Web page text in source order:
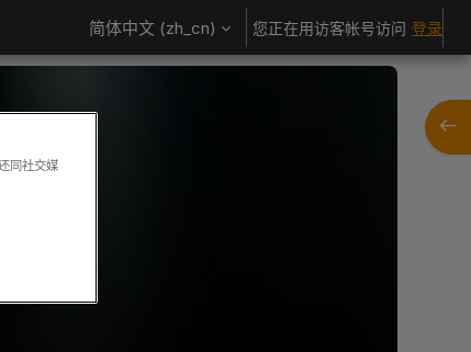
简体中文 ‎(zh_cn)‎ 您正在用访客帐号访问 登录
打开
同社交媒